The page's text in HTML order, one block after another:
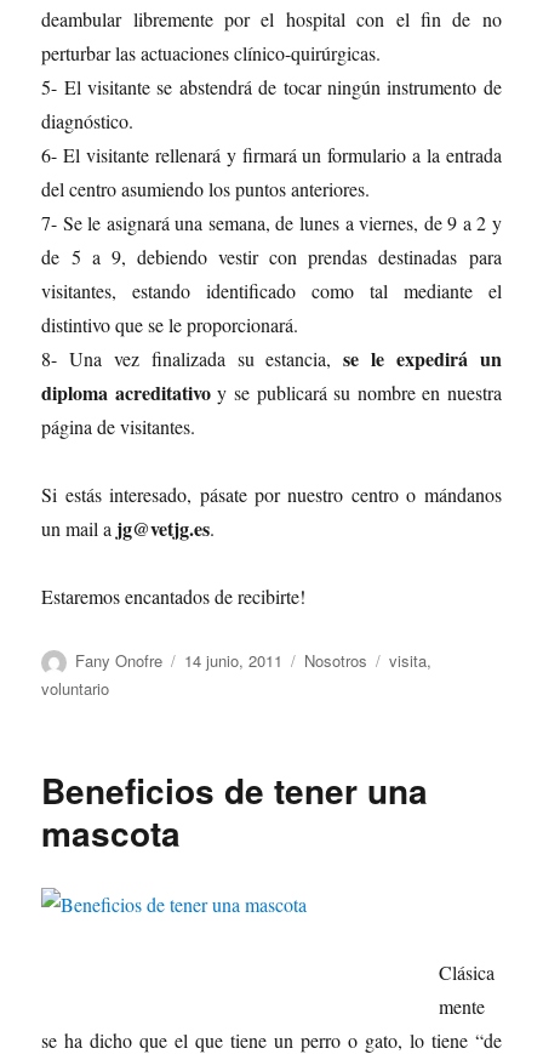
deambular libremente por el hospital con el fin de no
perturbar las actuaciones clínico-quirúrgicas.
5- El visitante se abstendrá de tocar ningún instrumento de
diagnóstico.
6- El visitante rellenará y firmará un formulario a la entrada
del centro asumiendo los puntos anteriores.
7- Se le asignará una semana, de lunes a viernes, de 9 a 2 y
de 5 a 9, debiendo vestir con prendas destinadas para
visitantes, estando identificado como tal mediante el
distintivo que se le proporcionará.
8- Una vez finalizada su estancia,se le expedirá un
diploma acreditativoy se publicará su nombre en nuestra
página de visitantes.
Si estás interesado, pásate por nuestro centro o mándanos
un mail a jg@vetjg.es.
Estaremos encantados de recibirte!
Autor
Fany Onofre
Publicado
14 junio, 2011 Categorías
Nosotros Etiquetas
visita,
voluntario
Beneficios de tener una
mascota
Clásica
mente
se ha dicho que el que tiene un perro o gato, lo tiene “de